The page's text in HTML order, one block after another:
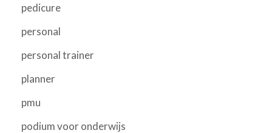
pedicure
personal
personal trainer
planner
pmu
podium voor onderwijs